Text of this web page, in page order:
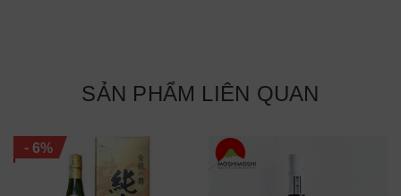
SẢN PHẨM LIÊN QUAN
-6%